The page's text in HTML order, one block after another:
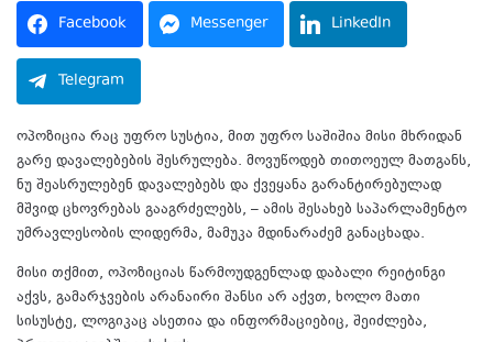
Facebook Messenger LinkedIn
Telegram
ოპოზიცია რაც უფრო სუსტია, მით უფრო საშიშია მისი მხრიდან
გარე დავალებების შესრულება. მოვუწოდებ თითოეულ მათგანს,
ნუ შეასრულებენ დავალებებს და ქვეყანა გარანტირებულად
მშვიდ ცხოვრებას გააგრძელებს, – ამის შესახებ საპარლამენტო
უმრავლესობის ლიდერმა, მამუკა მდინარაძემ განაცხადა.
მისი თქმით, ოპოზიციას წარმოუდგენლად დაბალი რეიტინგი
აქვს, გამარჯვების არანაირი შანსი არ აქვთ, ხოლო მათი
სისუსტე, ლოგიკაც ასეთია და ინფორმაციებიც, შეიძლება,